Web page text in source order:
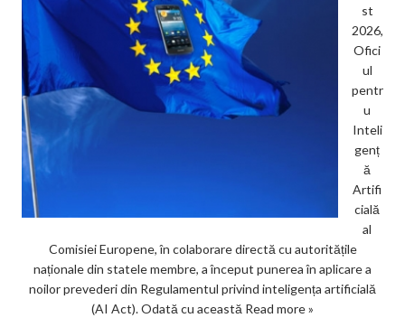
st
2026,
Ofici
ul
pentr
u
Inteli
genț
ă
Artifi
cială
al
Comisiei Europene, în colaborare directă cu autoritățile
naționale din statele membre, a început punerea în aplicare a
noilor prevederi din Regulamentul privind inteligența artificială
(AI Act). Odată cu această Read more »